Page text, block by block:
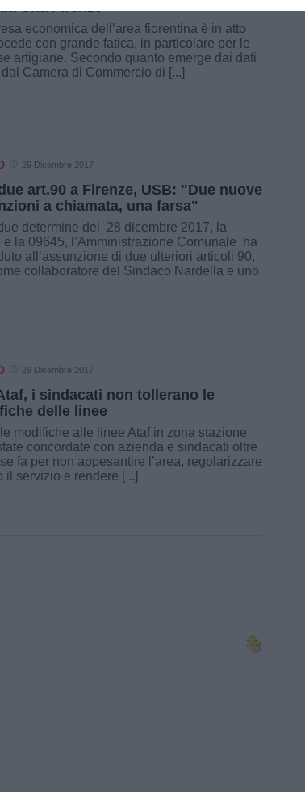
economica dell’area fiorentina è in atto
con grande fatica, in particolare per le
artigiane. Secondo quanto emerge dai dati
Camera di Commercio di [...]
29 Dicembre 2017
art.90 a Firenze, USB: "Due nuove
a chiamata, una farsa"
determine del 28 dicembre 2017, la
e la 09645, l’Amministrazione Comunale ha
all’assunzione di due ulteriori articoli 90,
collaboratore del Sindaco Nardella e uno
29 Dicembre 2017
i sindacati non tollerano le
delle linee
le modifiche alle linee Ataf in zona stazione
concordate con azienda e sindacati oltre
fa per non appesantire l’area, regolarizzare
il servizio e rendere [...]